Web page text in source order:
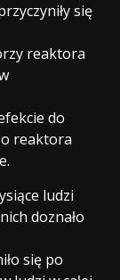
się
reaktora
do
reaktora
ludzi
doznało
się po